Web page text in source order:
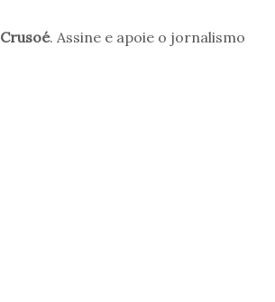
Crusoé. Assine e apoie o jornalismo